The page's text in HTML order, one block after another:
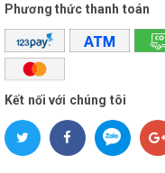
Phương thức thanh toán
Kết nối với chúng tôi